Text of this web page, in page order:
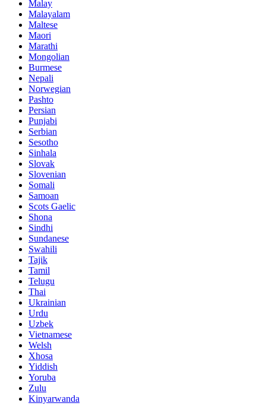
Malay
Malayalam
Maltese
Maori
Marathi
Mongolian
Burmese
Nepali
Norwegian
Pashto
Persian
Punjabi
Serbian
Sesotho
Sinhala
Slovak
Slovenian
Somali
Samoan
Scots Gaelic
Shona
Sindhi
Sundanese
Swahili
Tajik
Tamil
Telugu
Thai
Ukrainian
Urdu
Uzbek
Vietnamese
Welsh
Xhosa
Yiddish
Yoruba
Zulu
Kinyarwanda